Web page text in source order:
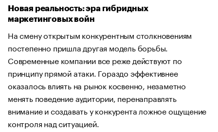
Новая реальность: эра гибридных
маркетинговых войн
На смену открытым конкурентным столкновениям
постепенно пришла другая модель борьбы.
Современные компании все реже действуют по
принципу прямой атаки. Гораздо эффективнее
оказалось влиять на рынок косвенно, незаметно
менять поведение аудитории, перенаправлять
внимание и создавать у конкурента ложное ощущение
контроля над ситуацией.